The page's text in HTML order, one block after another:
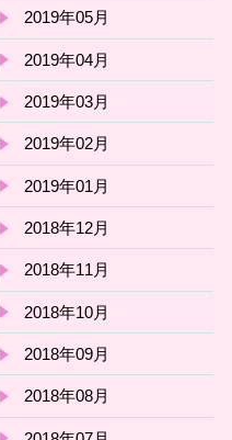
2019年05月
2019年04月
2019年03月
2019年02月
2019年01月
2018年12月
2018年11月
2018年10月
2018年09月
2018年08月